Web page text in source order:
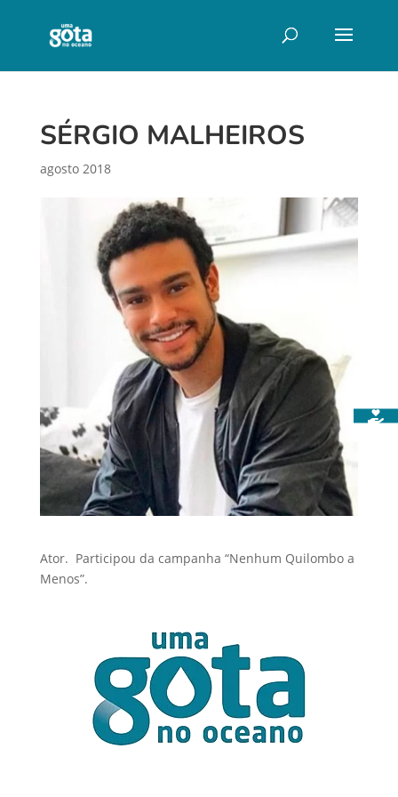
SÉRGIO MALHEIROS
agosto 2018
Ator. Participou da campanha “Nenhum Quilombo a
Menos”.